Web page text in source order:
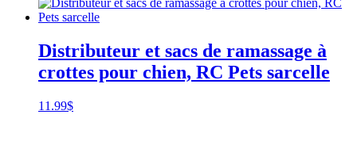
Distributeur et sacs de ramassage à
crottes pour chien, RC Pets sarcelle
11.99$